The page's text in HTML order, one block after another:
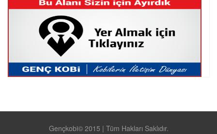
Gençkobi© 2015 | Tüm Hakları Saklıdır.